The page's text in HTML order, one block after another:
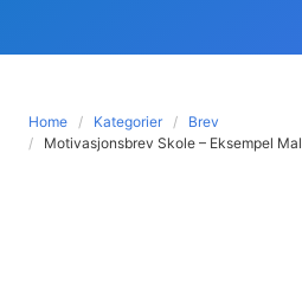
Home Kategorier
Brev
Motivasjonsbrev Skole – Eksempel Mal